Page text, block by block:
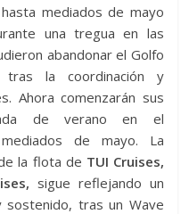
mediados de mayo
una tregua en las
abandonar el Golfo
tras la coordinación y
Ahora comenzarán sus
de verano en el
de mayo. La
la flota de TUI Cruises,
sigue reflejando un
tras un Wave